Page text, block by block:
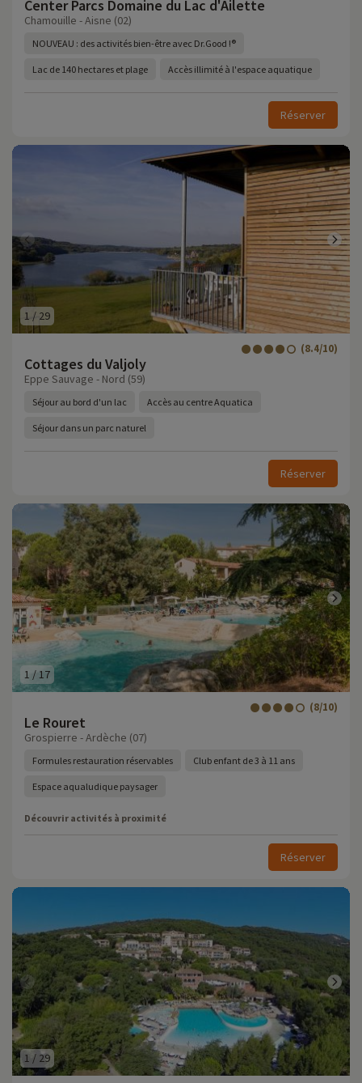
Center Parcs Domaine du Lac d'Ailette
Chamouille - Aisne (02)
NOUVEAU : des activités bien-être avec Dr.Good !®
Lac de 140 hectares et plage Accès illimité à l'espace aquatique
Réserver
1 / 29
Cottages du Valjoly
(8.4/10)
Eppe Sauvage - Nord (59)
Séjour au bord d'un lac Accès au centre Aquatica
Séjour dans un parc naturel
Réserver
1 /17
Le Rouret
(8/10)
Grospierre - Ardèche (07)
Formules restauration réservables Club enfant de 3 à 11 ans
Espace aqualudique paysager
Découvrir activités à proximité
Réserver
1 / 29